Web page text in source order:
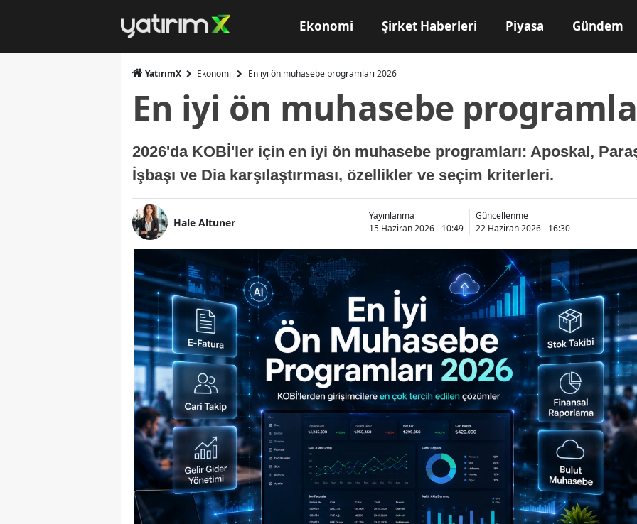
Ekonomi Şirket Haberleri Piyasa Gündem
YatırımX Ekonomi En iyi ön muhasebe programları 2026
En iyi ön muhasebe
2026'da KOBİ'ler için en iyi ön muhasebe programları: Aposkal,
İşbaşı ve Dia karşılaştırması, özellikler ve seçim kriterleri.
Hale Altuner
Yayınlanma
15 Haziran 2026 - 10:49
Güncellenme
22 Haziran 2026 - 16:30